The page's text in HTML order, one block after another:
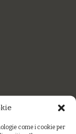
come i cookie per